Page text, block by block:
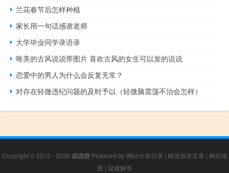
兰花春节后怎样种植
家长用一句话感谢老师
大学毕业同学录语录
唯美的古风说说带图片 喜欢古风的女生可以发的说说
恋爱中的男人为什么会反复无常？
对存在轻微违纪问题的及时予以（轻微脑震荡不治会怎样）
Copyright © 2012 - 2026 说说控 Powered by 网站分类目录 | 精选推荐文章 | 网站地
图 | 疑难解答